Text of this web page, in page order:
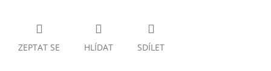
ZEPTAT SE HLÍDAT SDÍLET